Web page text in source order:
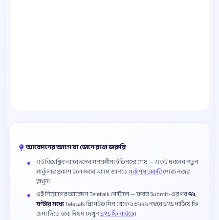
আবেদনের আগে যা জেনে রাখা জরুরি
এই বিজ্ঞপ্তির আবেদনের সময়সীমা ইতিমধ্যে শেষ — একই ধরনের নতুন
সার্কুলার প্রকাশ হলে সবার আগে জানতেসর্বশেষ চাকরিপেজে নজর
রাখুন।
এই নিয়োগের আবেদন Teletalk পোর্টালে — ফরম Submit-এর পর৭২
ঘণ্টার মধ্যেTeletalk প্রিপেইড সিম থেকে ১৬২২২ নম্বরে SMS পাঠিয়ে ফি
জমা দিতে হবে; নিয়ম দেখুনSMS ফি গাইডে।